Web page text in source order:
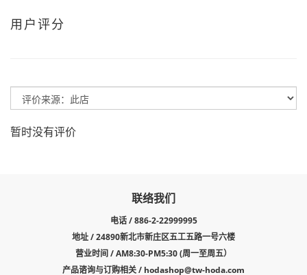
用户评分
暂时没有评价
联络我们
电话 / 886-2-22999995
地址 / 24890新北市新庄区五工五路一号六楼
营业时间 / AM8:30-PM5:30 (周一至周五）
产品谘询与订购相关 / hodashop@tw-hoda.com